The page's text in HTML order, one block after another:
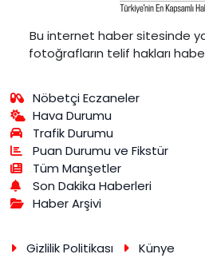
Bu internet haber sitesinde
fotoğrafların telif hakları
Nöbetçi Eczaneler
Hava Durumu
Trafik Durumu
Puan Durumu ve Fikstür
Tüm Manşetler
Son Dakika Haberleri
Haber Arşivi
Gizlilik Politikası Künye